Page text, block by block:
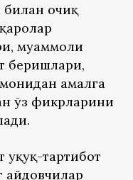
билан очиқ
муаммоли
беришлари,
амалга
ўз фикрларини
тартибот